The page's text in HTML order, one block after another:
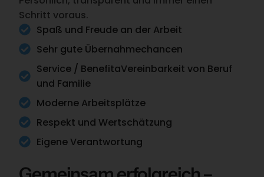
Schritt voraus.
Spaß und Freude an der Arbeit
Sehr gute Übernahmechancen
Service / BenefitaVereinbarkeit von Beruf
und Familie
Moderne Arbeitsplätze
Respekt und Wertschätzung
Eigene Verantwortung